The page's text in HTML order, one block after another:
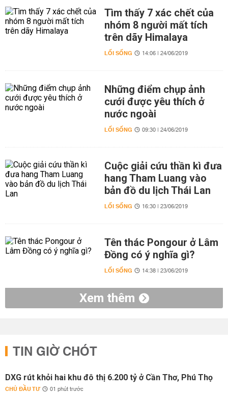
Tìm thấy 7 xác chết của
nhóm 8 người mất tích
trên dãy Himalaya
LỐI SỐNG 14:06 | 24/06/2019
Những điểm chụp ảnh
cưới được yêu thích ở
nước ngoài
LỐI SỐNG 09:30 | 24/06/2019
Cuộc giải cứu thần kì đưa
hang Tham Luang vào
bản đồ du lịch Thái Lan
LỐI SỐNG 16:30 | 23/06/2019
Tên thác Pongour ở Lâm
Đồng có ý nghĩa gì?
LỐI SỐNG 14:38 | 23/06/2019
Xem thêm
TIN GIỜ CHÓT
DXG rút khỏi hai khu đô thị 6.200 tỷ ở Cần Thơ, Phú Thọ
CHỦ ĐẦU TƯ 01 phút trước